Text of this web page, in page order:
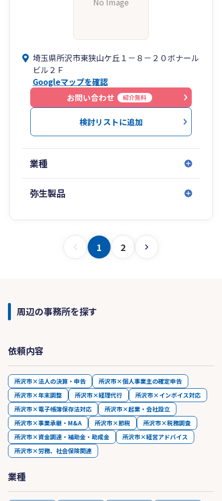
埼玉県所沢市東狭山ケ丘１－８－２０ボナール
ビル２Ｆ
Googleマップを確認
お問い合わせ
紹介無料
検討リストに追加
業種
弥生製品
1 2
周辺の事務所を探す
依頼内容
所沢市×法人の決算・申告
所沢市×個人事業主の確定申告
所沢市×年末調整
所沢市×経理代行
所沢市×インボイス対応
所沢市×電子帳簿保存法対応
所沢市×起業・会社設立
所沢市×事業承継・M&A
所沢市×節税
所沢市×税務調査
所沢市×資金調達・補助金・助成金
所沢市×経営アドバイス
所沢市×労務、社会保険関連
業種